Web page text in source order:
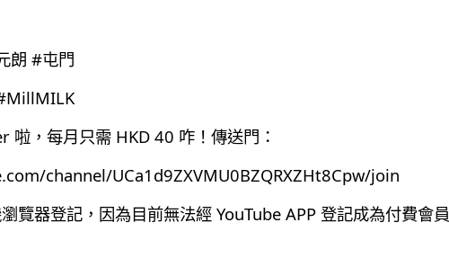
朗 #屯門
，每月只需 HKD 40 咋！傳送門：
channel/UCa1d9ZXVMU0BZQRXZHt8Cpw/join
覽器登記，因為目前無法經 YouTube APP 登記成為付費會員